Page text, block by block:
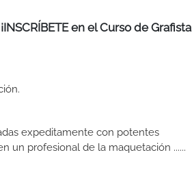
en el Curso de Grafista
expeditamente con potentes
un profesional de la maquetación ......